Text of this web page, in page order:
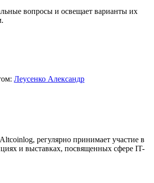
вопросы и освещает варианты их
Леусенко Александр
регулярно принимает участие в
и выставках, посвященных сфере IT-